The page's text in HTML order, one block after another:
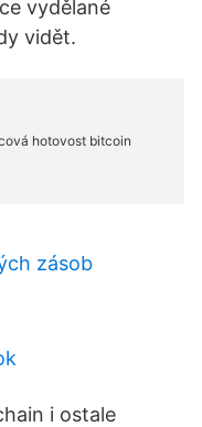
vydělané
vidět.
zásob
i ostale